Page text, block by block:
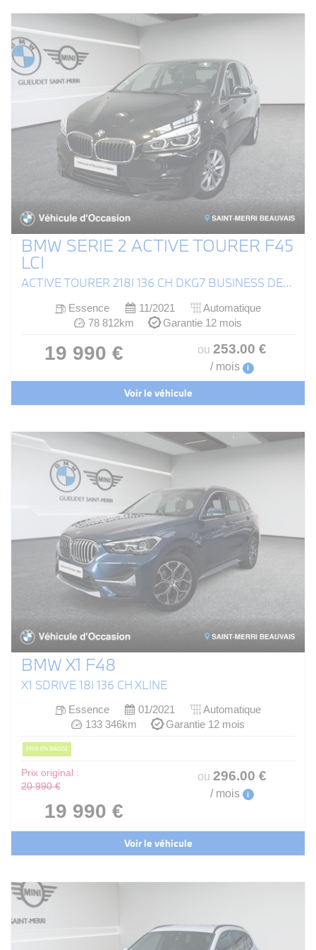
BMW SERIE 2 ACTIVE TOURER F45
LCI
ACTIVE TOURER 218I 136 CH DKG7 BUSINESS DESIGN
Essence 11/2021
Automatique
78 812km
Garantie 12 mois
19 990 € ou 253.00 €
/ mois i
Voir le véhicule
BMW X1 F48
X1 SDRIVE 18I 136 CH XLINE
Essence 01/2021
Automatique
133 346km
Garantie 12 mois
PRIX EN BAISSE
Prix original :
20 990 €
19 990 €
ou 296.00 €
/ mois i
Voir le véhicule